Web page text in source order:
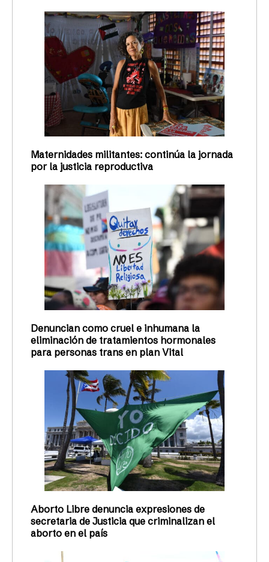
Maternidades militantes: continúa la jornada
por la justicia reproductiva
Denuncian como cruel e inhumana la
eliminación de tratamientos hormonales
para personas trans en plan Vital
Aborto Libre denuncia expresiones de
secretaria de Justicia que criminalizan el
aborto en el país